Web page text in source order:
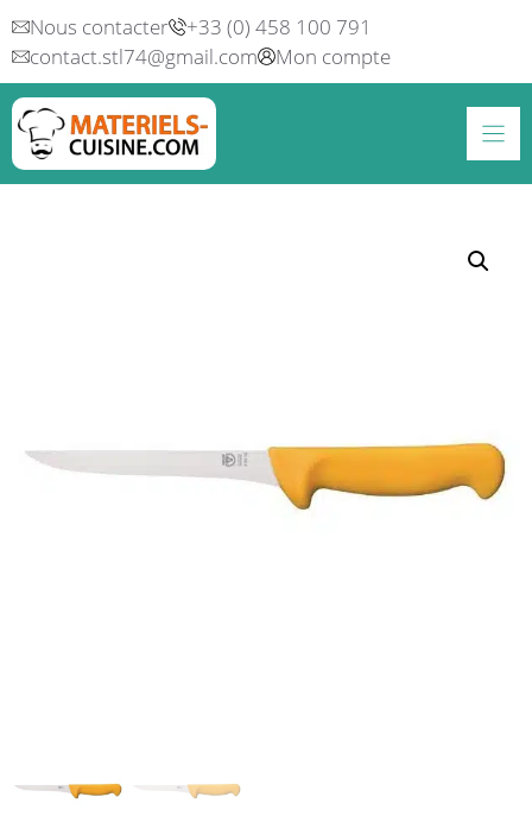
Aller
au
contenu
Nous contacter
+33 (0) 458 100 791
contact.stl74@gmail.com
Mon compte